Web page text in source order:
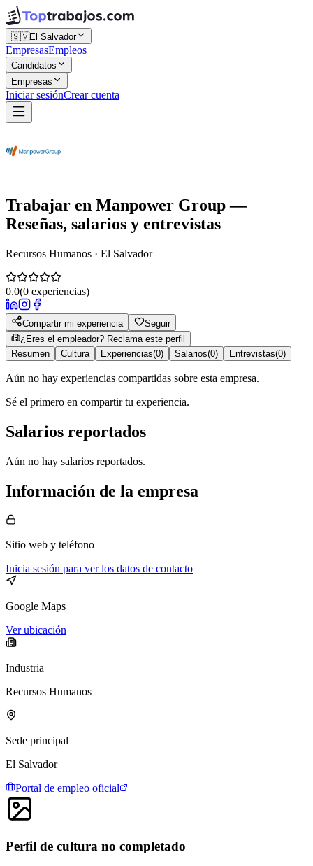
🇸🇻El Salvador
EmpresasEmpleos
Candidatos
Empresas
Iniciar sesiónCrear cuenta
Trabajar en Manpower Group—
Reseñas, salarios y entrevistas
Recursos Humanos · El Salvador
0.0(0 experiencias)
Compartir mi experiencia
Seguir
¿Eres el empleador? Reclama este perfil
Resumen
Cultura Experiencias(0) Salarios(0) Entrevistas(0)
Aún no hay experiencias compartidas sobre esta empresa.
Sé el primero en compartir tu experiencia.
Salarios reportados
Aún no hay salarios reportados.
Información de la empresa
Sitio web y teléfono
Inicia sesión para ver los datos de contacto
Google Maps
Ver ubicación
Industria
Recursos Humanos
Sede principal
El Salvador
Portal de empleo oficial
Perfil de cultura no completado